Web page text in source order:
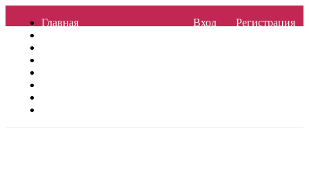
Главная
Вход Регистрация